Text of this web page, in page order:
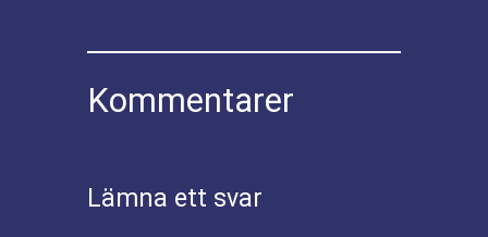
Kommentarer
Lämna ett svar